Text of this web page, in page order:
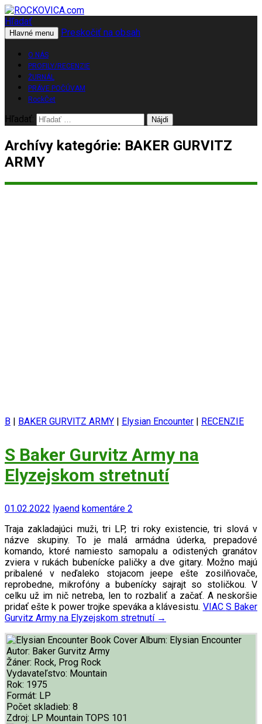
ROCKOVICA.com
Hľadať
Hlavné menu Preskočiť na obsah
O NÁS
PROFILY/RECENZIE
ŽURNÁL
PRÁVE POČÚVAM
RockČet
Hľadať:
Archívy kategórie: BAKER GURVITZ
ARMY
B | BAKER GURVITZ ARMY | Elysian Encounter | RECENZIE
S Baker Gurvitz Army na
Elyzejskom stretnutí
01.02.2022 lyaend komentáre 2
Traja zakladajúci muži, tri LP, tri roky existencie, tri slová v
názve skupiny. To je malá armádna úderka, prepadové
komando, ktoré namiesto samopalu a odistených granátov
zviera v rukách bubenícke paličky a dve gitary. Možno majú
pribalené v neďaleko stojacom jeepe ešte zosilňovače,
reprobedne, mikrofóny a bubenícky sajrajt so stoličkou. V
celku už im nič netreba, len to rozbaliť a začať. A neskoršie
pridať ešte k power trojke speváka a klávesistu. VIAC S Baker
Gurvitz Army na Elyzejskom stretnutí →
Album: Elysian Encounter
Autor: Baker Gurvitz Army
Žáner: Rock, Prog Rock
Vydavateľstvo: Mountain
Rok: 1975
Formát: LP
Počet skladieb: 8
Zdroj: LP Mountain TOPS 101